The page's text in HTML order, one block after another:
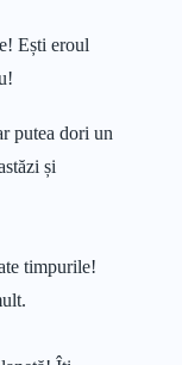
Ești eroul
putea dori un
și
timpurile!